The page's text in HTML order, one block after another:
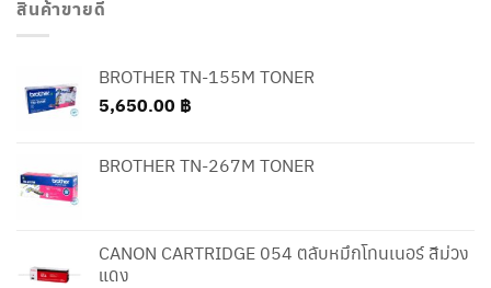
สินค้าขายดี
BROTHER TN-155M TONER
5,650.00 ฿
BROTHER TN-267M TONER
CANON CARTRIDGE 054 ตลับหมึกโทนเนอร์ สีม่วง
แดง